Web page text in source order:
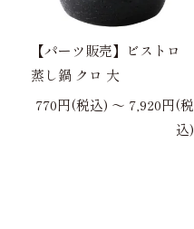
【パーツ販売】ビストロ
蒸し鍋 クロ 大
770円(税込) 〜 7,920円(税
込)